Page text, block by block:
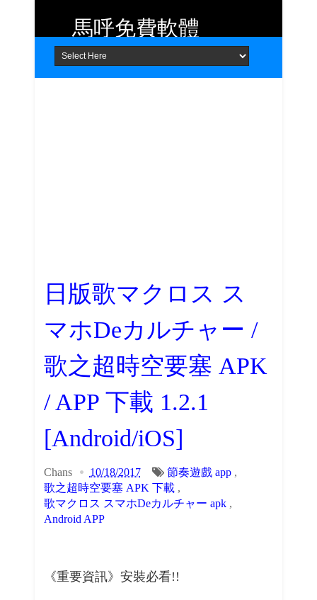
Home About Contact
馬呼免費軟體
提供 Android、iOS 好用的手機應用
程式及 Windows 免費軟體
日版歌マクロス ス
マホDeカルチャー /
歌之超時空要塞 APK
/ APP 下載 1.2.1
[Android/iOS]
Chans 10/18/2017 節奏遊戲 app,
歌之超時空要塞 APK 下載,
歌マクロス スマホDeカルチャー apk,
Android APP
《重要資訊》安裝必看!!